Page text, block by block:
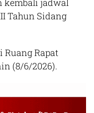
Tahun Sidang
Ruang Rapat
(8/6/2026).